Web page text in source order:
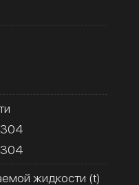
жидкости (t)